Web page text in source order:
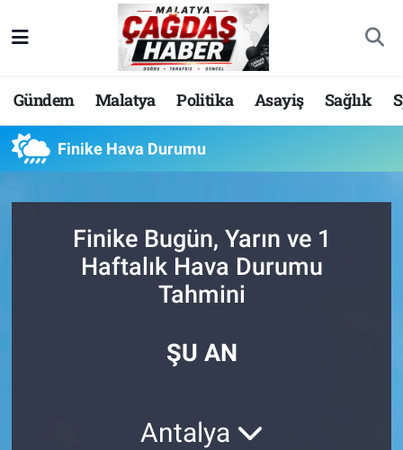
Gündem Malatya Politika Asayiş Sağlık
Finike Hava Durumu
Finike Bugün, Yarın ve 1
Haftalık Hava Durumu
Tahmini
ŞU AN
Antalya
Nöbetçi Eczaneler
Hava Durumu
Malatya Namaz Vakitleri
Trafik Durumu
Süper Lig Puan Durumu ve Fikstür
Son Dakika Haberleri